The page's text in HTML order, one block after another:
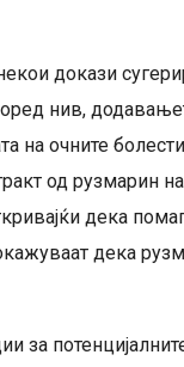
докази
нив,
на очните
од рузмарин
дека
дека
за